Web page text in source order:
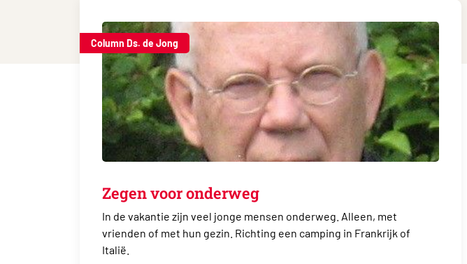
Column Ds. de Jong
Zegen voor onderweg
In de vakantie zijn veel jonge mensen onderweg. Alleen, met
vrienden of met hun gezin. Richting een camping in Frankrijk of
Italië.